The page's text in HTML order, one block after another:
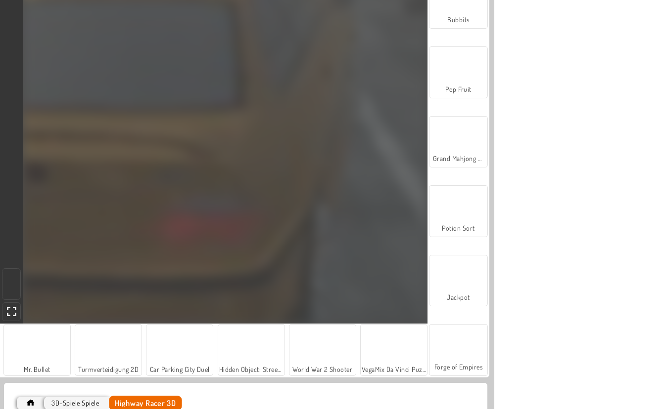
Mr. Bullet Turmverteidigung 2D Car Parking City Duel World War 2 Shooter
Bubbits
Pop Fruit
Potion Sort
Jackpot
Forge of Empires
3D-Spiele Spiele Highway Racer 3D